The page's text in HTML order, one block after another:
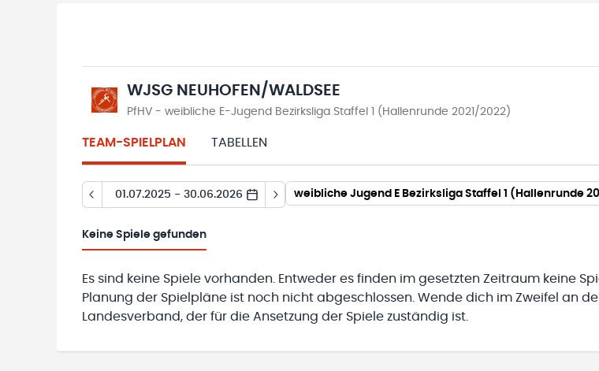
WJSG NEUHOFEN/WALDSEE
PfHV - weibliche E-Jugend Bezirksliga Staffel 1 (Hallenrunde 2021/2022)
TEAM-SPIELPLAN TABELLEN
01.07.2025 - 30.06.2026 weibliche Jugend E Bezirksliga Staffel 1 (Hallenrunde
Keine Spiele gefunden
Es sind keine Spiele vorhanden. Entweder es finden im gesetzten Zeitraum keine
Planung der Spielpläne ist noch nicht abgeschlossen. Wende dich im Zweifel an
Landesverband, der für die Ansetzung der Spiele zuständig ist.